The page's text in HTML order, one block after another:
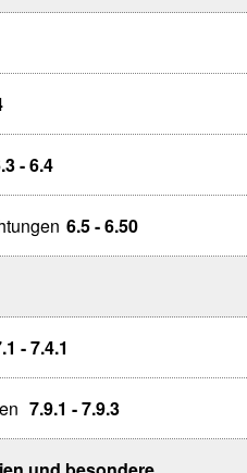
- 6.4
6.5 - 6.50
- 7.4.1
7.9.1 - 7.9.3